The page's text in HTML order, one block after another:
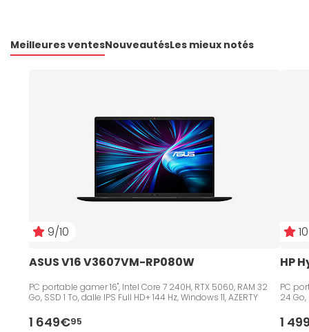
Meilleures ventesNouveautésLes mieux notés
9/10
ASUS V16 V3607VM-RP080W
PC portable gamer 16", Intel Core 7 240H, RTX 5060, RAM 32
Go, SSD 1 To, dalle IPS Full HD+ 144 Hz, Windows 11, AZERTY
1 649€95
HP
PC
24 Go,
1